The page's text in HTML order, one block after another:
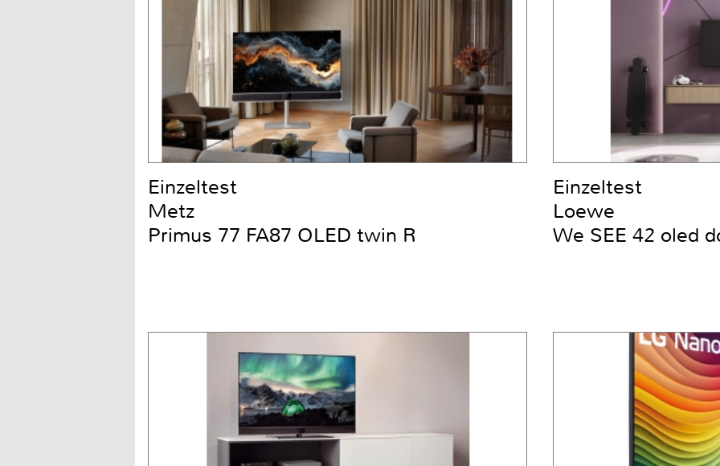
Einzeltest
Metz
Primus 77 FA87 OLED twin R
Einzeltest
Loewe
We SEE 42 oled